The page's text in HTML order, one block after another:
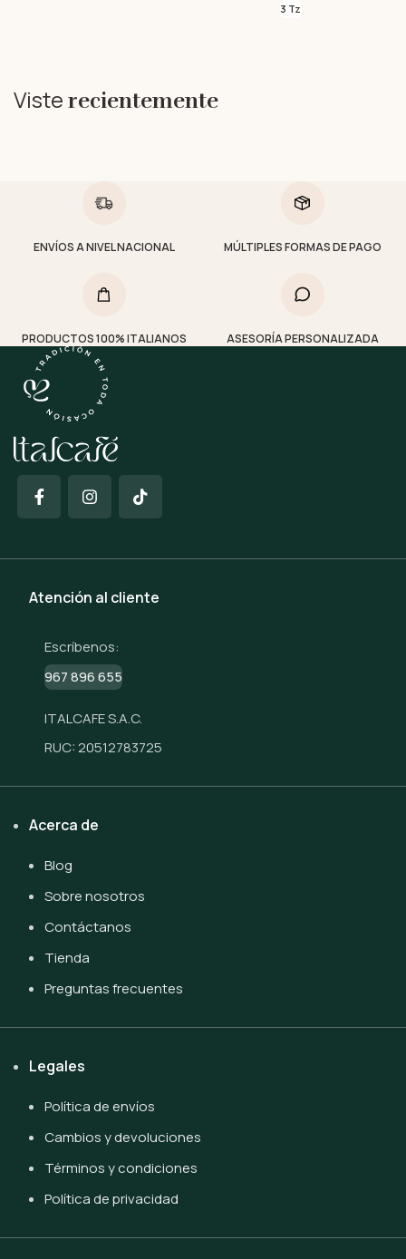
3 Tz
Viste recientemente
ENVÍOS A NIVEL NACIONAL MÚLTIPLES FORMAS DE PAGO
PRODUCTOS 100% ITALIANOS ASESORÍA PERSONALIZADA
Atención al cliente
Escríbenos:
967 896 655
ITALCAFE S.A.C.
RUC: 20512783725
Acerca de
Blog
Sobre nosotros
Contáctanos
Tienda
Preguntas frecuentes
Legales
Política de envíos
Cambios y devoluciones
Términos y condiciones
Política de privacidad